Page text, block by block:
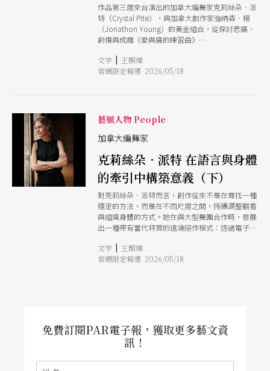
作品第三度來台演出的加拿大編舞家克莉絲朵．派
特（Crystal Pite），與加拿大劇作家強納森．楊
（Jonathon Young）的黃金組合，從探討悲痛、
創傷與成癮《愛與痛的練習曲》
《各自表述》（The Statement，2016），他們的
作品總在劇場與舞蹈之間游移，既具敘事的清晰，
《集會遊戲》（Assembly Hall），則將視角從個
體心理推向群體結構。作品以一場看似平凡的集會
為起點，在日常與想像之間不斷滑移，召喚出人類
的語言與肢體對位方法，以聲音來驅動動作的核心
在這樣的結構中，《集會遊戲》是一場持續發生的
提問：我們眼前所見的究竟是幻象還是真實？ 創
作在不同條件之間形成一種回饋循環 回顧30多年
來的藝術家生涯，派特提到自己從年輕時便同時跳
舞與編舞，她認為自己的這兩種身分始終並行存
在。即使在舞者生涯中全然投入表演，她仍持續以
高度的好奇心觀察、吸收，為未來的創作不斷累積
養分。這樣的背景，使她的作品始終作為思考與感
受的延伸。 在加拿大英屬哥倫比亞芭蕾舞團
東西，至今仍在我當前的創作中迴盪。」那時她學
會將「即興」視為生成動作的工具，並從中發展出
風險、領導、舞台技術與合作的經驗，這些不僅影
文字 | 王顥燁
官網限定報導 2026/05/18
藝號人物 People
加拿大編舞家
克莉絲朵．派特 在語言與身體
的牽引中構築意義（下）
對克莉絲朵．派特而言，創作從來不是在尋找一種
穩定的方法，而是在不同尺度之間，持續調整觀看
與組織身體的方式。她在與大型舞團合作時，發展
出一種帶有當代特質的遠端協作模式：透過電子郵
出的動作錄製回傳。在正式排練開始之前，作品已
在影像與訊息的往返中逐步成形。這種被舞者稱為
場（NDT）共同製作 《滅絕的形體》（Figures in
Extinction）系列作品，探討生態與氣候危機的系
列作品。這些不同領域的合作夥伴關係，都對她思
文字 | 王顥燁
官網限定報導 2026/05/18
免費訂閱PAR電子報，獲取更多藝文資
訊！